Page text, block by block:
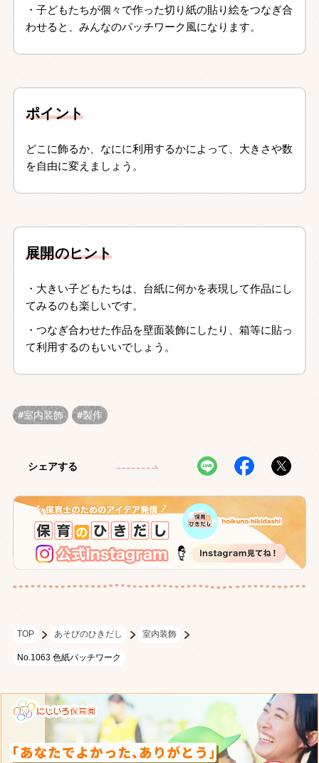
・子どもたちが個々で作った切り紙の貼り絵をつなぎ合
わせると、みんなのパッチワーク風になります。
ポイント
どこに飾るか、なにに利用するかによって、大きさや数
を自由に変えましょう。
展開のヒント
・大きい子どもたちは、台紙に何かを表現して作品にし
てみるのも楽しいです。
・つなぎ合わせた作品を壁面装飾にしたり、箱等に貼っ
て利用するのもいいでしょう。
室内装飾 製作
シェアする
TOP あそびのひきだし 室内装飾
No.1063 色紙パッチワーク